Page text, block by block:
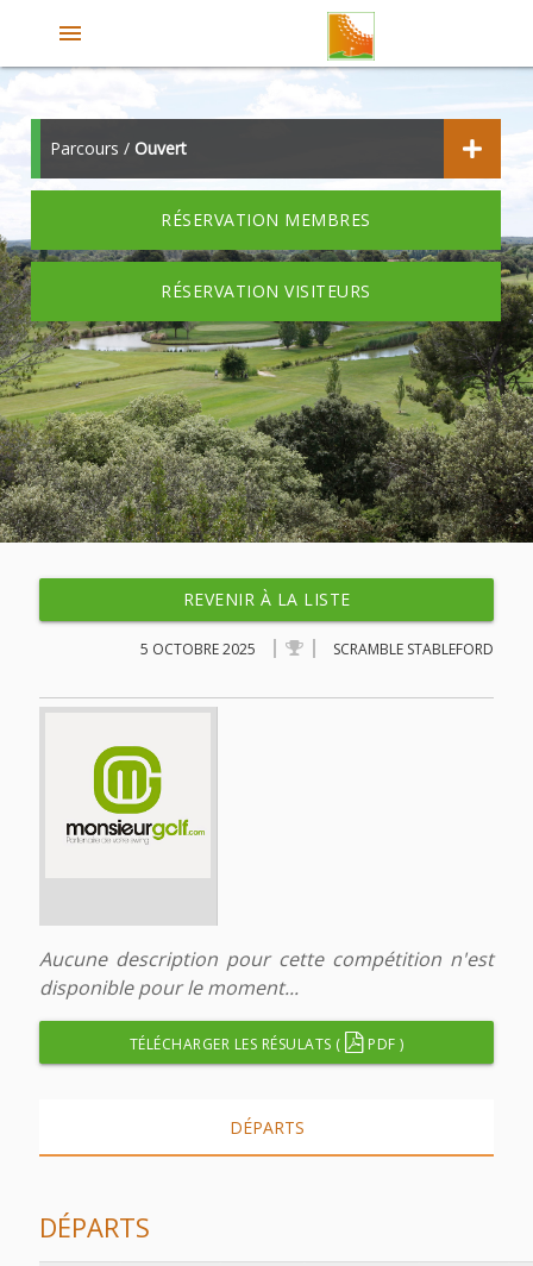
menu
Parcours / Ouvert
RÉSERVATION MEMBRES
RÉSERVATION VISITEURS
REVENIR À LA LISTE
5 OCTOBRE 2025 SCRAMBLE STABLEFORD
Aucune description pour cette compétition n'est
disponible pour le moment...
TÉLÉCHARGER LES RÉSULATS ( PDF )
DÉPARTS
DÉPARTS